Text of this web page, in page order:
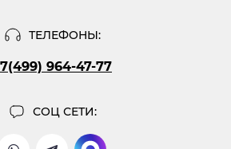
ТЕЛЕФОНЫ:
964-47-77
СОЦ СЕТИ: